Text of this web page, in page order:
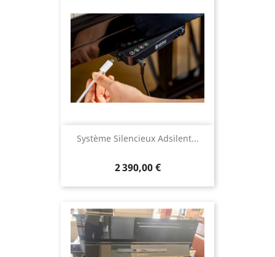
Système Silencieux Adsilent...
2 390,00 €